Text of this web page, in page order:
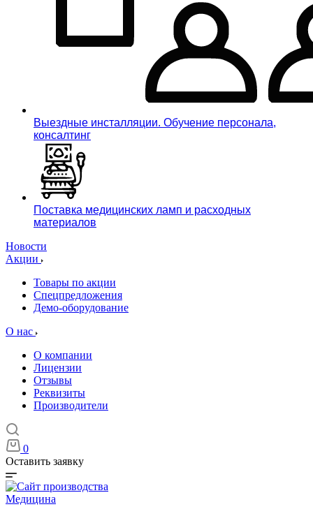
Выездные инсталляции. Обучение персонала,
консалтинг
Поставка медицинских ламп и расходных
материалов
Новости
Акции
Товары по акции
Спецпредложения
Демо-оборудование
О нас
О компании
Лицензии
Отзывы
Реквизиты
Производители
0
Оставить заявку
Медицина